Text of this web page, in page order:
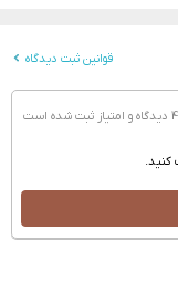
قوانین ثبت دیدگاه
4 دیدگاه و امتیاز ثبت شده است
کنید.